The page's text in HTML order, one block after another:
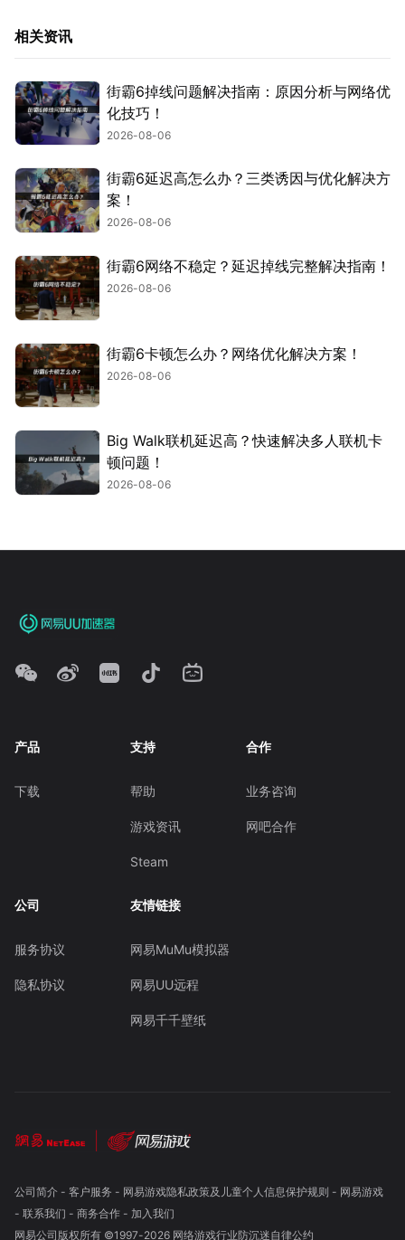
相关资讯
街霸6掉线问题解决指南：原因分析与网络优
化技巧！
2026-08-06
街霸6延迟高怎么办？三类诱因与优化解决方
案！
2026-08-06
街霸6网络不稳定？延迟掉线完整解决指南！
2026-08-06
街霸6卡顿怎么办？网络优化解决方案！
2026-08-06
Big Walk联机延迟高？快速解决多人联机卡
顿问题！
2026-08-06
产品
下载
支持
帮助
游戏资讯
Steam
合作
业务咨询
网吧合作
公司
服务协议
隐私协议
友情链接
网易MuMu模拟器
网易UU远程
网易千千壁纸
公司简介- 客户服务 - 网易游戏隐私政策及儿童个人信息保护规则 - 网易游戏
- 联系我们 - 商务合作- 加入我们
网易公司版权所有 ©1997-2026 网络游戏行业防沉迷自律公约